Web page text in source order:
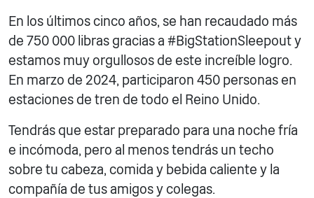
En los últimos cinco años, se han recaudado más
de 750 000 libras gracias a #BigStationSleepout y
estamos muy orgullosos de este increíble logro.
En marzo de 2024, participaron 450 personas en
estaciones de tren de todo el Reino Unido.
Tendrás que estar preparado para una noche fría
e incómoda, pero al menos tendrás un techo
sobre tu cabeza, comida y bebida caliente y la
compañía de tus amigos y colegas.